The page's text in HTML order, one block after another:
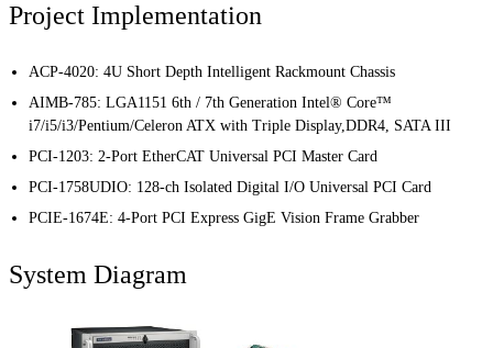
Project Implementation
ACP-4020: 4U Short Depth Intelligent Rackmount Chassis
AIMB-785:LGA1151 6th / 7th Generation Intel® Core™
i7/i5/i3/Pentium/Celeron ATX with Triple Display,DDR4, SATA III
PCI-1203: 2-Port EtherCAT Universal PCI Master Card
PCI-1758UDIO: 128-ch Isolated Digital I/O Universal PCI Card
PCIE-1674E: 4-Port PCI Express GigE Vision Frame Grabber
System Diagram